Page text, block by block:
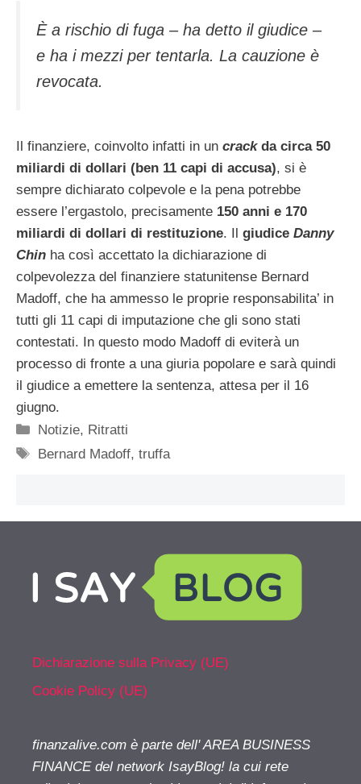
È a rischio di fuga – ha detto il giudice –
e ha i mezzi per tentarla. La cauzione è
revocata.
Il finanziere, coinvolto infatti in un crackda circa 50
miliardi di dollari (ben 11 capi di accusa), si è
sempre dichiarato colpevole e la pena potrebbe
essere l’ergastolo, precisamente 150 anni e 170
miliardi di dollari di restituzione. Il giudice Danny
Chin ha così accettato la dichiarazione di
colpevolezza del finanziere statunitense Bernard
Madoff, che ha ammesso le proprie responsabilita’ in
tutti gli 11 capi di imputazione che gli sono stati
contestati. In questo modo Madoff di eviterà un
processo di fronte a una giuria popolare e sarà quindi
il giudice a emettere la sentenza, attesa per il 16
giugno.
Categorie
Notizie, Ritratti
Tag
Bernard Madoff,truffa
Dichiarazione sulla Privacy (UE)
Cookie Policy (UE)
finanzalive.com è parte dell' AREA BUSINESS
FINANCE del network IsayBlog! la cui rete